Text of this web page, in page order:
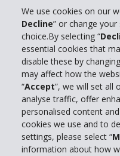
We use cookies on our
Decline” or change
choice.By selecting “
essential cookies that
disable these by
may affect how the
“Accept”, we will set all
analyse traffic, offer
personalised content
cookies we use and to
settings, please select “
information about how
Informations sur
Entreprise
Support client
Réserver avec Hertz